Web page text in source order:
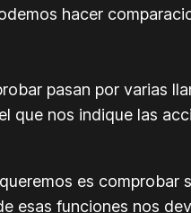
hacer
pasan por varias
que nos indique las
es comprobar
esas funciones nos